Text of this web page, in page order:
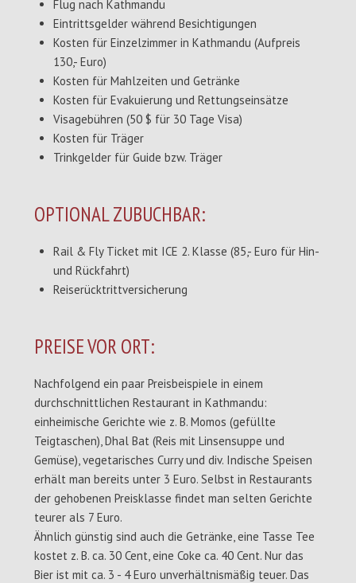
Flug nach Kathmandu
Eintrittsgelder während Besichtigungen
Kosten für Einzelzimmer in Kathmandu (Aufpreis
130,- Euro)
Kosten für Mahlzeiten und Getränke
Kosten für Evakuierung und Rettungseinsätze
Visagebühren (50 $ für 30 Tage Visa)
Kosten für Träger
Trinkgelder für Guide bzw. Träger
OPTIONAL ZUBUCHBAR:
Rail & Fly Ticket mit ICE 2. Klasse (85,- Euro für Hin-
und Rückfahrt)
Reiserücktrittversicherung
PREISE VOR ORT:
Nachfolgend ein paar Preisbeispiele in einem
durchschnittlichen Restaurant in Kathmandu:
einheimische Gerichte wie z. B. Momos (gefüllte
Teigtaschen), Dhal Bat (Reis mit Linsensuppe und
Gemüse), vegetarisches Curry und div. Indische Speisen
erhält man bereits unter 3 Euro. Selbst in Restaurants
der gehobenen Preisklasse findet man selten Gerichte
teurer als 7 Euro.
Ähnlich günstig sind auch die Getränke, eine Tasse Tee
kostet z. B. ca. 30 Cent, eine Coke ca. 40 Cent. Nur das
Bier ist mit ca. 3 - 4 Euro unverhältnismäßig teuer. Das